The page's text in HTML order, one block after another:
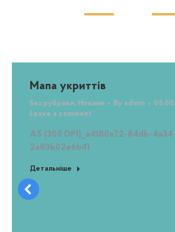
Мапа укриттів
Без рубрики, Новини By admin
Leave a comment
A5 (300 DPI)_a4180a72-84db-
2a83b02e6b41
Детальніше